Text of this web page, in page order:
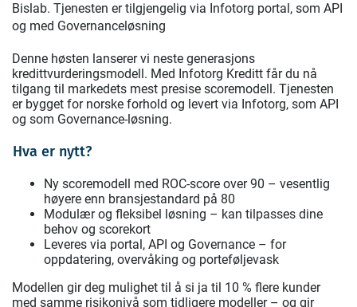
Bislab. Tjenesten er tilgjengelig via Infotorg portal, som API
og med Governanceløsning
Denne høsten lanserer vi neste generasjons
kredittvurderingsmodell. Med Infotorg Kreditt får du nå
tilgang til markedets mest presise scoremodell. Tjenesten
er bygget for norske forhold og levert via Infotorg, som API
og som Governance-løsning.
Hva er nytt?
Ny scoremodell med ROC-score over 90 – vesentlig
høyere enn bransjestandard på 80
Modulær og fleksibel løsning – kan tilpasses dine
behov og scorekort
Leveres via portal, API og Governance – for
oppdatering, overvåking og porteføljevask
Modellen gir deg mulighet til å si ja til 10 % flere kunder
med samme risikonivå som tidligere modeller – og gir